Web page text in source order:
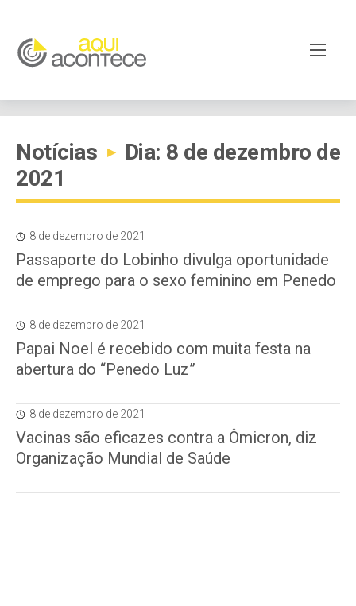
Notícias ▸
Dia: 8 de dezembro de
2021
8 de dezembro de 2021
Passaporte do Lobinho divulga oportunidade
de emprego para o sexo feminino em Penedo
8 de dezembro de 2021
Papai Noel é recebido com muita festa na
abertura do “Penedo Luz”
8 de dezembro de 2021
Vacinas são eficazes contra a Ômicron, diz
Organização Mundial de Saúde